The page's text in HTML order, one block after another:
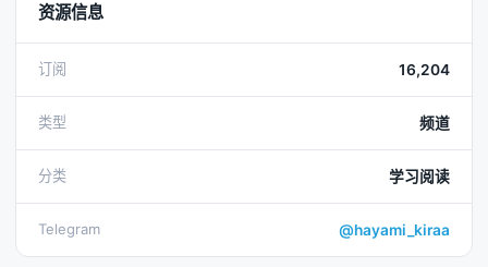
资源信息
订阅 16,204
类型 频道
分类 学习阅读
Telegram @hayami_kiraa